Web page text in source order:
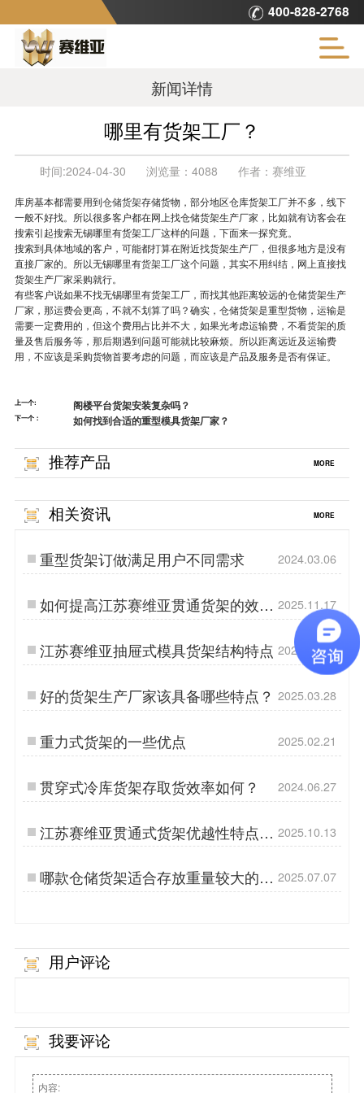
400-828-2768
新闻详情
哪里有货架工厂？
时间:2024-04-30 浏览量： 4088 作者： 赛维亚
库房基本都需要用到仓储货架存储货物，部分地区仓库货架工厂并不多，线下
一般不好找。所以很多客户都在网上找仓储货架生产厂家，比如就有访客会在
搜索引起搜索无锡哪里有货架工厂这样的问题，下面来一探究竟。
搜索到具体地域的客户，可能都打算在附近找货架生产厂，但很多地方是没有
直接厂家的。所以无锡哪里有货架工厂这个问题，其实不用纠结，网上直接找
货架生产厂家采购就行。
有些客户说如果不找无锡哪里有货架工厂，而找其他距离较远的仓储货架生产
厂家，那运费会更高，不就不划算了吗？确实，仓储货架是重型货物，运输是
需要一定费用的，但这个费用占比并不大，如果光考虑运输费，不看货架的质
量及售后服务等，那后期遇到问题可能就比较麻烦。所以距离远近及运输费
用，不应该是采购货物首要考虑的问题，而应该是产品及服务是否有保证。
上一个: 阁楼平台货架安装复杂吗？
下一个： 如何找到合适的重型模具货架厂家？
推荐产品 MORE
相关资讯 MORE
重型货架订做满足用户不同需求 2024.03.06
如何提高江苏赛维亚贯通货架的效率
和可靠性？
2025.11.17
江苏赛维亚抽屉式模具货架结构特点 2026.04.13
好的货架生产厂家该具备哪些特点？ 2025.03.28
重力式货架的一些优点 2025.02.21
贯穿式冷库货架存取货效率如何？ 2024.06.27
江苏赛维亚贯通式货架优越性特点与
应用领域
2025.10.13
哪款仓储货架适合存放重量较大的货
物呢？
2025.07.07
用户评论
我要评论